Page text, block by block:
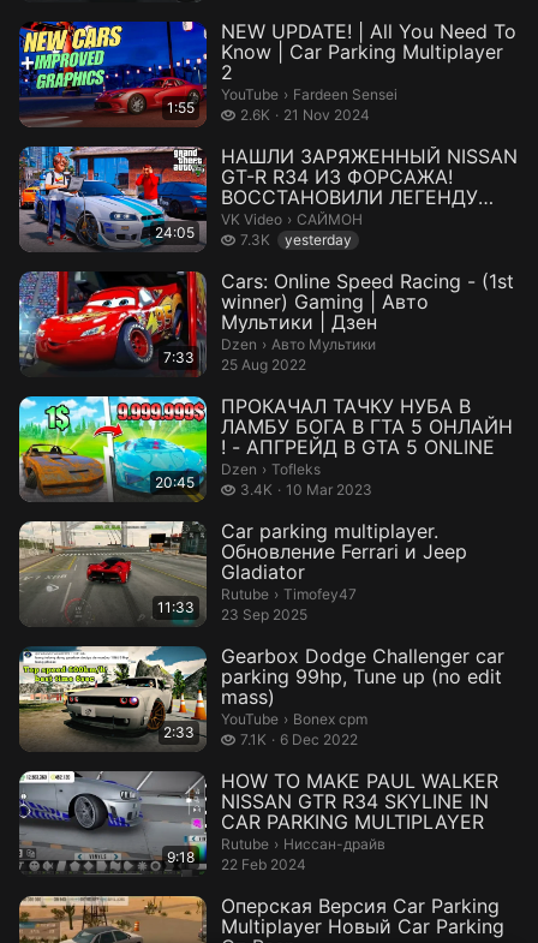
1:55
NEW UPDATE! | All You Need To
Know | Car Parking Multiplayer
2
YouTube › Fardeen Sensei.
Fardeen Sensei
2.6K
2.6 thousand views
21 Nov 2024
24:05
НАШЛИ ЗАРЯЖЕННЫЙ NISSAN
GT-R R34 ИЗ ФОРСАЖА!
ВОССТАНОВИЛИ ЛЕГЕНДУ
ГОНОК! ШКОЛЬНЫЕ БУД...
VK Video › САЙМОН.
САЙМОН
7.3K
7.3 thousand views
yesterday
7:33
Cars: Online Speed Racing - (1st
winner) Gaming | Авто
Мультики | Дзен
Dzen › Авто Мультики.
Авто Мультики
25 Aug 2022
20:45
ПРОКАЧАЛ ТАЧКУ НУБА В
ЛАМБУ БОГА В ГТА 5 ОНЛАЙН
! - АПГРЕЙД В GTA 5 ONLINE
Dzen › Tofleks.
Tofleks
3.4K
3.4 thousand views
10 Mar 2023
11:33
Car parking multiplayer.
Обновление Ferrari и Jeep
Gladiator
Rutube › Timofey47.
Timofey47
23 Sep 2025
2:33
Gearbox Dodge Challenger car
parking 99hp, Tune up (no edit
mass)
YouTube › Bonex cpm.
Bonex cpm
7.1K
7.1 thousand views
6 Dec 2022
9:18
HOW TO MAKE PAUL WALKER
NISSAN GTR R34 SKYLINE IN
CAR PARKING MULTIPLAYER
Rutube › Ниссан-драйв.
Ниссан-драйв
22 Feb 2024
Оперская Версия Car Parking
Multiplayer Новый Car Parking